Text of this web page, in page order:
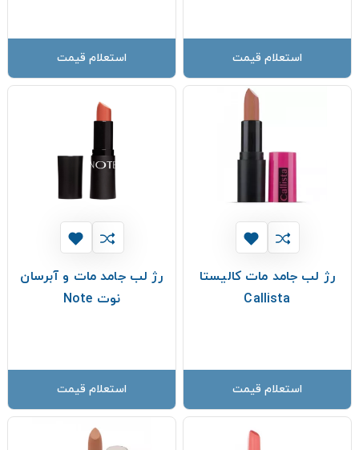
استعلام قیمت استعلام قیمت
رژ لب جامد مات کالیستا
Callista
استعلام قیمت
رژ لب جامد مات و آبرسان
نوت Note
استعلام قیمت